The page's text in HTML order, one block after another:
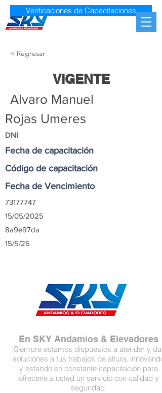
Verificaciones de Capacitaciones
< Regresar
VIGENTE
Alvaro Manuel
Rojas Umeres
DNI
Fecha de capacitación
Código de capacitación
Fecha de Vencimiento
73177747
15/05/2025
8a9e97da
15/5/26
En SKY Andamios & Elevadores
Siempre estamos dispuestos a atender y dar
soluciones a tus trabajos de altura, innovando
y estando en constante capacitación para
ofrecerle a usted un servicio con calidad y
seguridad.